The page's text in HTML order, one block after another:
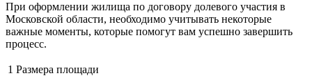
При оформлении жилища по договору долевого участия в
Московской области, необходимо учитывать некоторые
важные моменты, которые помогут вам успешно завершить
процесс.
1 Размера площади